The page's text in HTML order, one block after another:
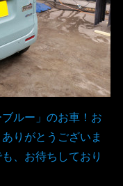
ルー」のお車！お
りがとうございま
、お待ちしており